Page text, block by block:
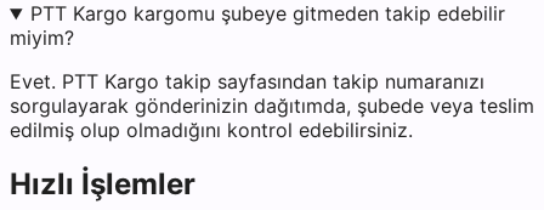
PTT Kargo kargomu şubeye gitmeden takip edebilir
miyim?
Evet. PTT Kargo takip sayfasından takip numaranızı
sorgulayarak gönderinizin dağıtımda, şubede veya teslim
edilmiş olup olmadığını kontrol edebilirsiniz.
Hızlı İşlemler